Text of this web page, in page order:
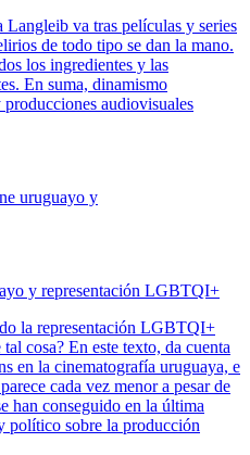
va tras películas y series
de todo tipo se dan la mano.
los ingredientes y las
En suma, dinamismo
audiovisuales
y representación LGBTQI+
la representación LGBTQI+
cosa? En este texto, da cuenta
en la cinematografía uruguaya, e
cada vez menor a pesar de
han conseguido en la última
político sobre la producción